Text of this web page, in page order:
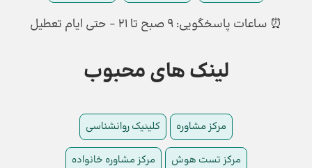
⏰ ساعات پاسخگویی: ۹ صبح تا ۲۱ - حتی ایام تعطیل
لینک های محبوب
مرکز مشاوره کلینیک روانشناسی
مرکز تست هوش مرکز مشاوره خانواده